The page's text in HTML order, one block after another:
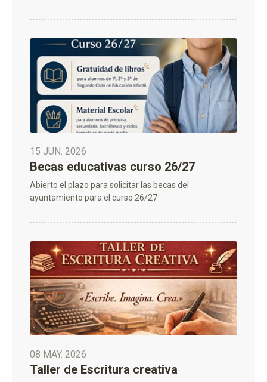
15 JUN. 2026
Becas educativas curso 26/27
Abierto el plazo para solicitar las becas del
ayuntamiento para el curso 26/27
08 MAY. 2026
Taller de Escritura creativa